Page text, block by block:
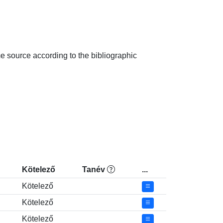
source according to the bibliographic
Kötelező Tanév
...
Kötelező
Kötelező
Kötelező